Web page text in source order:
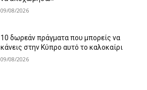
09/08/2026
10 δωρεάν πράγματα που μπορείς να
κάνεις στην Κύπρο αυτό το καλοκαίρι
09/08/2026